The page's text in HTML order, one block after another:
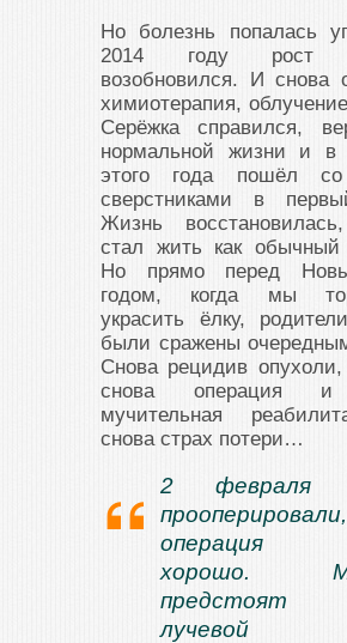
Но болезнь попалась
2014 году рост
возобновился. И снова
химиотерапия,
Серёжка справился,
нормальной жизни и в
этого года пошёл
сверстниками в
Жизнь
стал жить как обычный
Но прямо перед
годом, когда мы
украсить ёлку,
были сражены
Снова рецидив
снова операция и
мучительная
снова страх потери…
2 февраля
прооперировали,
операция
хорошо.
предстоят